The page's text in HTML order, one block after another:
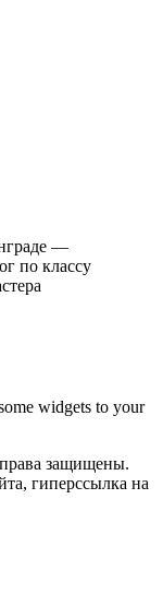
—
по классу
widgets to your
защищены.
гиперссылка на